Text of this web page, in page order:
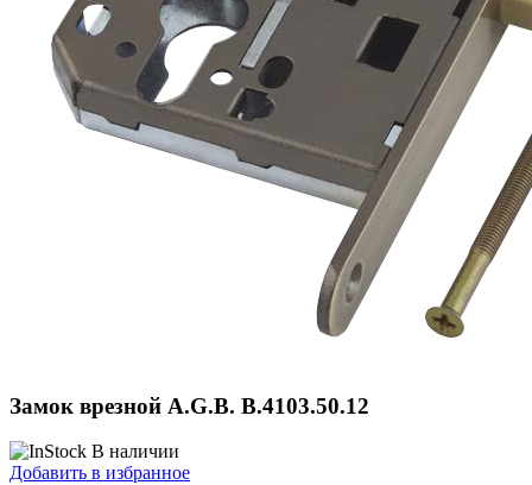
Замок врезной A.G.B. B.4103.50.12
В наличии
Добавить в избранное